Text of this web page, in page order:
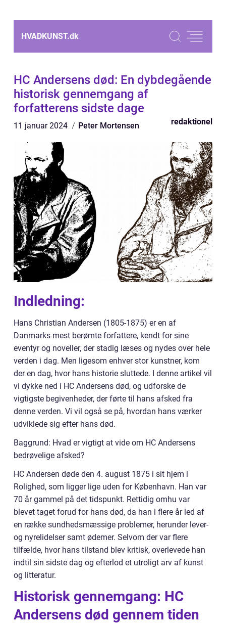
HVADKUNST.dk
HC Andersens død: En dybdegående
historisk gennemgang af
forfatterens sidste dage
11 januar 2024 Peter Mortensen redaktionel
Indledning:
Hans Christian Andersen (1805-1875) er en af
Danmarks mest berømte forfattere, kendt for sine
eventyr og noveller, der stadig læses og nydes over hele
verden i dag. Men ligesom enhver stor kunstner, kom
der en dag, hvor hans historie sluttede. I denne artikel vil
vi dykke ned i HC Andersens død, og udforske de
vigtigste begivenheder, der førte til hans afsked fra
denne verden. Vi vil også se på, hvordan hans værker
udviklede sig efter hans død.
Baggrund: Hvad er vigtigt at vide om HC Andersens
bedrøvelige afsked?
HC Andersen døde den 4. august 1875 i sit hjem i
Rolighed, som ligger lige uden for København. Han var
70 år gammel på det tidspunkt. Rettidig omhu var
blevet taget forud for hans død, da han i flere år led af
en række sundhedsmæssige problemer, herunder lever-
og nyrelidelser samt ødemer. Selvom der var flere
tilfælde, hvor hans tilstand blev kritisk, overlevede han
indtil sin sidste dag og efterlod et utroligt arv af kunst
og litteratur.
Historisk gennemgang: HC
Andersens død gennem tiden